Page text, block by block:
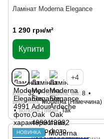
Ламінат Moderna Elegance
1 290 грн/м²
Купити
+4
клас 32 товщина, мм 8
виробник Moderna (Німеччина)
вологостійкий Так
НОВИНКА